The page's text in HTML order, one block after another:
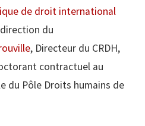
de droit international
du
, Directeur du CRDH,
contractuel au
du Pôle Droits humains de